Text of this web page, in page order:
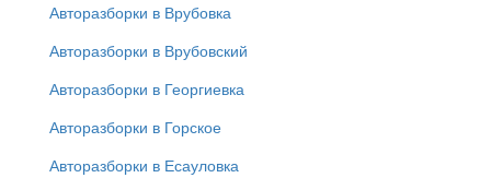
Авторазборки в Врубовка
Авторазборки в Врубовский
Авторазборки в Георгиевка
Авторазборки в Горское
Авторазборки в Есауловка